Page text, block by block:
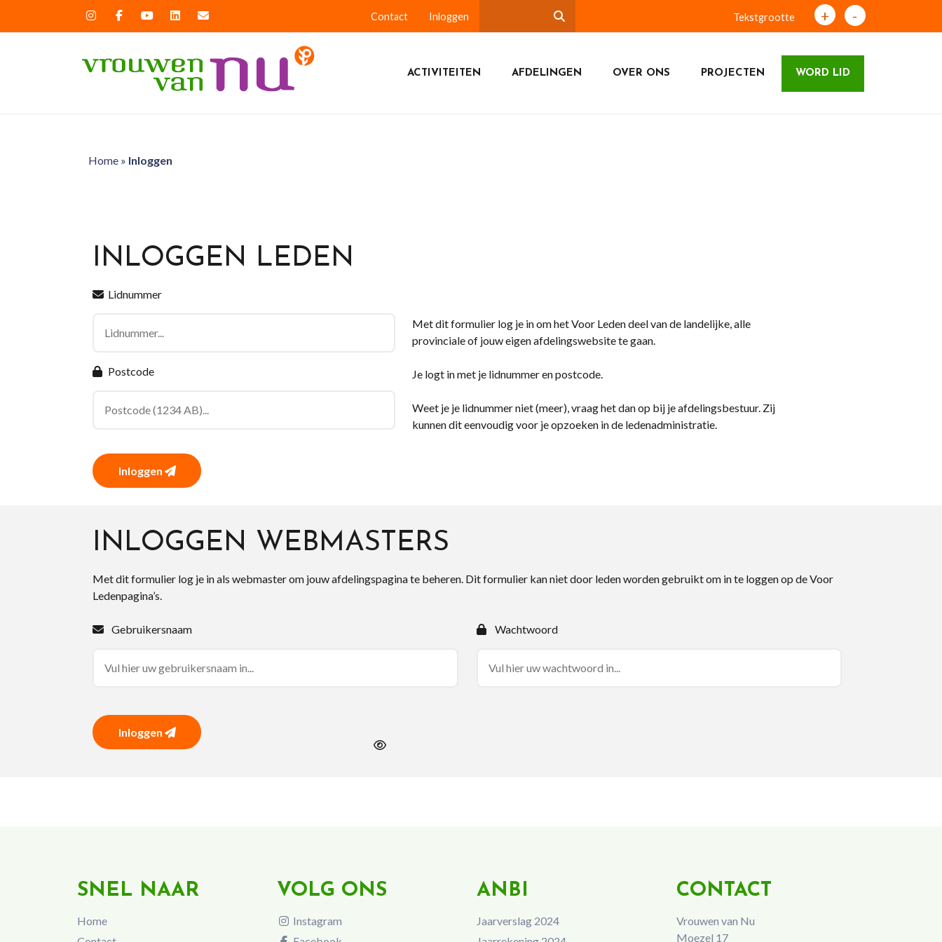
Contact Inloggen Tekstgrootte + -
ACTIVITEITEN AFDELINGEN OVER ONS PROJECTEN WORD LID
Home» Inloggen
INLOGGEN LEDEN
Lidnummer
Postcode
Inloggen
Met dit formulier log je in om het Voor Leden deel van de landelijke, alle
provinciale of jouw eigen afdelingswebsite te gaan.
Je logt in met je lidnummer en postcode.
Weet je je lidnummer niet (meer), vraag het dan op bij je afdelingsbestuur. Zij
kunnen dit eenvoudig voor je opzoeken in de ledenadministratie.
INLOGGEN WEBMASTERS
Met dit formulier log je in als webmaster om jouw afdelingspagina te beheren. Dit formulier kan niet door leden worden gebruikt om in te loggen op de Voor
Ledenpagina’s.
Gebruikersnaam Wachtwoord
Inloggen
SNEL NAAR
Home
VOLG ONS
Instagram
ANBI
Jaarverslag 2024
CONTACT
Vrouwen van Nu
Moezel 17